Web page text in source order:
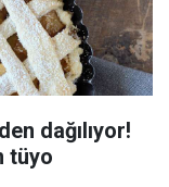
dağılıyor!
tüyo